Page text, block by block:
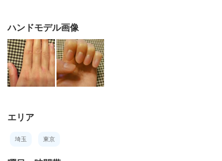
ハンドモデル画像
エリア
埼玉 東京